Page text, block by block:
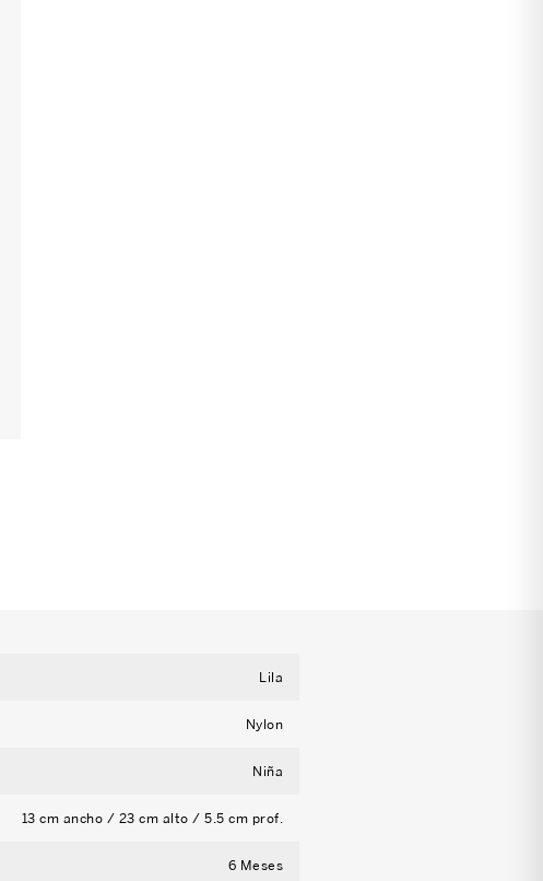
Lila
Nylon
Niña
13 cm ancho / 23 cm alto / 5.5 cm prof.
6 Meses